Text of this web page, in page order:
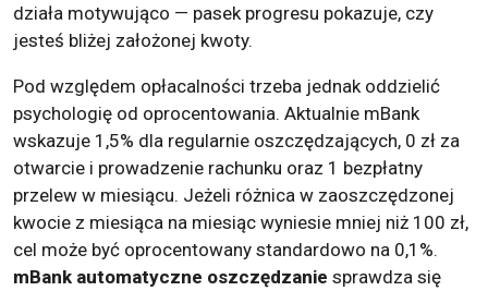
działa motywująco — pasek progresu pokazuje, czy
jesteś bliżej założonej kwoty.
Pod względem opłacalności trzeba jednak oddzielić
psychologię od oprocentowania. Aktualnie mBank
wskazuje 1,5% dla regularnie oszczędzających, 0 zł za
otwarcie i prowadzenie rachunku oraz 1 bezpłatny
przelew w miesiącu. Jeżeli różnica w zaoszczędzonej
kwocie z miesiąca na miesiąc wyniesie mniej niż 100 zł,
cel może być oprocentowany standardowo na 0,1%.
mBank automatyczne oszczędzanie sprawdza się